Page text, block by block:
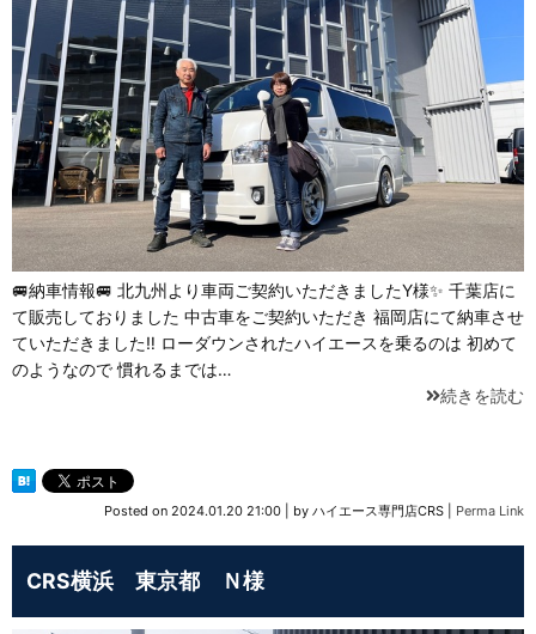
🚐納車情報🚐 北九州より車両ご契約いただきましたY様✨ 千葉店に
て販売しておりました 中古車をご契約いただき 福岡店にて納車させ
ていただきました‼️ ローダウンされたハイエースを乗るのは 初めて
のようなので 慣れるまでは…
続きを読む
Posted on 2024.01.20 21:00 by ハイエース専門店CRS Perma Link
CRS横浜 東京都 Ｎ様